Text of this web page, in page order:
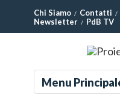
Chi Siamo Contatti
Newsletter
PdB TV